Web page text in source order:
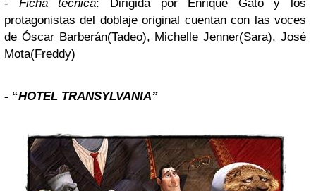
- Ficha técnica: Dirigida por Enrique Gato y los
protagonistas del doblaje original cuentan con las voces
de Óscar Barberán(Tadeo), Michelle Jenner(Sara), José
Mota(Freddy)
- “HOTEL TRANSYLVANIA”